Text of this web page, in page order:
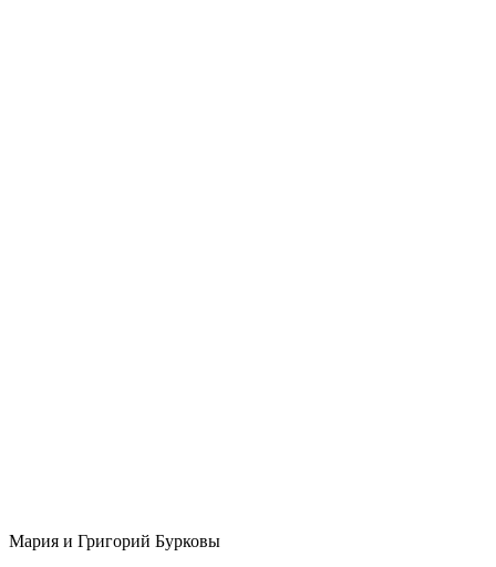
Мария и Григорий Бурковы